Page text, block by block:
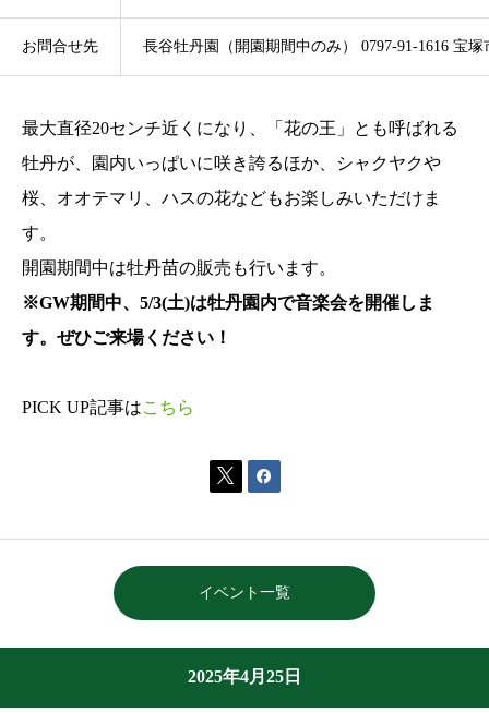
お問合せ先 長谷牡丹園（開園期間中のみ） 0797-91-1616 宝
最大直径20センチ近くになり、「花の王」とも呼ばれる
牡丹が、園内いっぱいに咲き誇るほか、シャクヤクや
桜、オオテマリ、ハスの花などもお楽しみいただけま
す。
開園期間中は牡丹苗の販売も行います。
※GW期間中、5/3(土)は牡丹園内で音楽会を開催しま
す。ぜひご来場ください！
PICK UP記事はこちら
 
イベント一覧
2025年4月25日